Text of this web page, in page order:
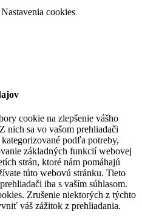
Nastavenia cookies
cookie na zlepšenie vášho
nich sa vo vašom prehliadači
podľa potreby,
základných funkcií webovej
strán, ktoré nám pomáhajú
túto webovú stránku. Tieto
iba s vaším súhlasom.
Zrušenie niektorých z týchto
váš zážitok z prehliadania.